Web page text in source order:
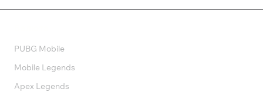
PUBG Mobile
Mobile Legends
Apex Legends